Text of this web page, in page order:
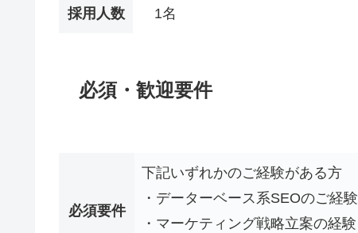
採用人数 1名
必須・歓迎要件
必須要件
下記いずれかのご経験がある方
・データーベース系SEOのご経験
・マーケティング戦略立案の経験